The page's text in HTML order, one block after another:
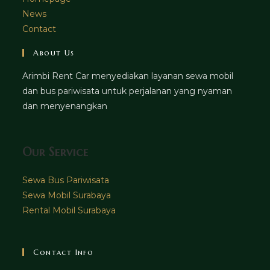
News
Contact
About Us
Arimbi Rent Car menyediakan layanan sewa mobil
dan bus pariwisata untuk perjalanan yang nyaman
dan menyenangkan
Our Service
Sewa Bus Pariwisata
Sewa Mobil Surabaya
Rental Mobil Surabaya
Contact Info